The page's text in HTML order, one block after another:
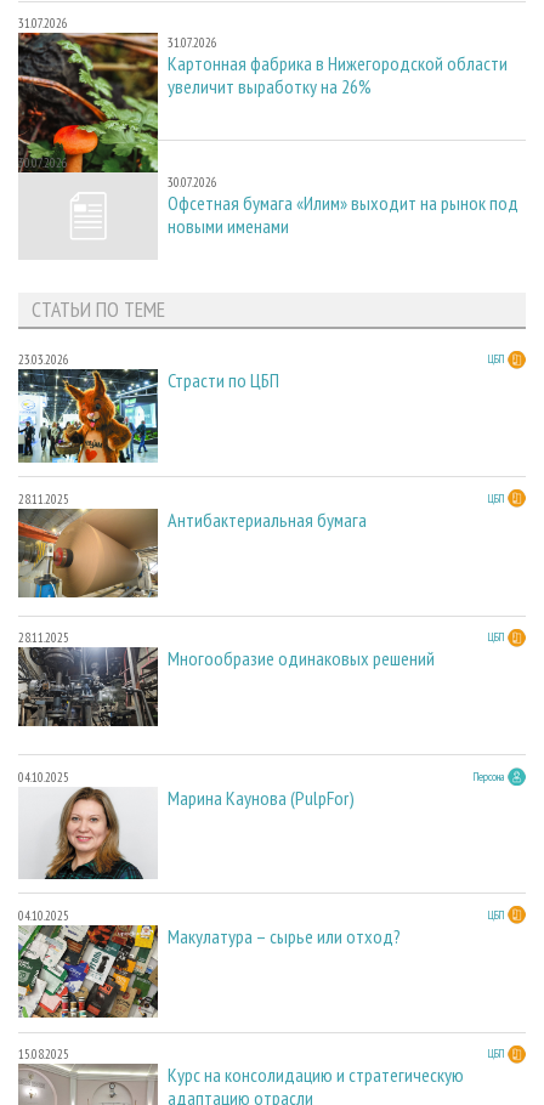
31.07.2026
31.07.2026
Картонная фабрика в Нижегородской области
увеличит выработку на 26%
30.07.2026
30.07.2026
Офсетная бумага «Илим» выходит на рынок под
новыми именами
СТАТЬИ ПО ТЕМЕ
23.03.2026 ЦБП
Страсти по ЦБП
28.11.2025 ЦБП
Антибактериальная бумага
28.11.2025 ЦБП
Многообразие одинаковых решений
04.10.2025 Персона
Марина Каунова (PulpFor)
04.10.2025 ЦБП
Макулатура – сырье или отход?
15.08.2025 ЦБП
Курс на консолидацию и стратегическую
адаптацию отрасли